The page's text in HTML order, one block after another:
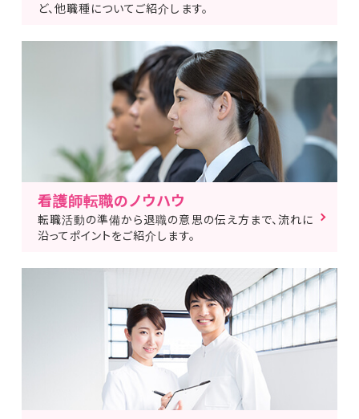
ど、他職種についてご紹介します。
看護師転職のノウハウ
転職活動の準備から退職の意思の伝え方まで、流れに
沿ってポイントをご紹介します。